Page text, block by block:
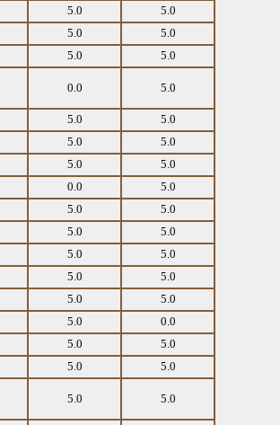
5.0
5.0
5.0
5.0
5.0
5.0
0.0 5.0
5.0
5.0
5.0
5.0
5.0
5.0
0.0
5.0
5.0
5.0
5.0
5.0
5.0
5.0
5.0
5.0
5.0
5.0
5.0
0.0
5.0
5.0
5.0
5.0
5.0 5.0